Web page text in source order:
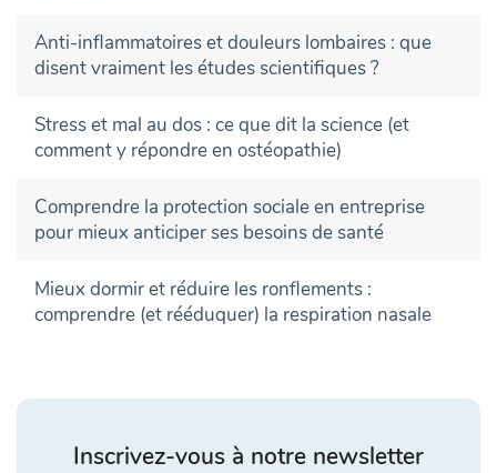
Anti-inflammatoires et douleurs lombaires : que
disent vraiment les études scientifiques ?
Stress et mal au dos : ce que dit la science (et
comment y répondre en ostéopathie)
Comprendre la protection sociale en entreprise
pour mieux anticiper ses besoins de santé
Mieux dormir et réduire les ronflements :
comprendre (et rééduquer) la respiration nasale
Inscrivez-vous à notre newsletter